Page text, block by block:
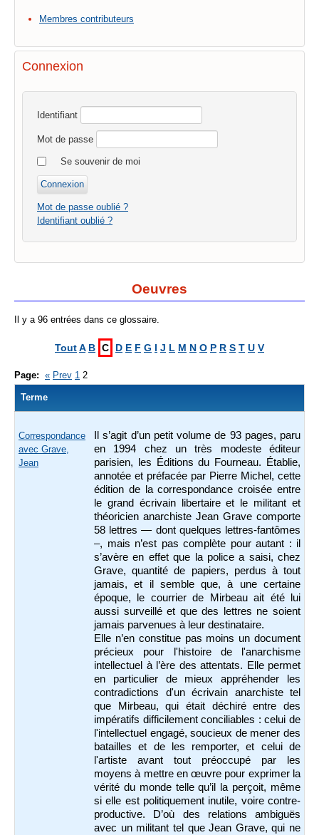
Membres contributeurs
Connexion
Identifiant
Mot de passe
Se souvenir de moi
Mot de passe oublié ?
Identifiant oublié ?
Oeuvres
Il y a 96 entrées dans ce glossaire.
ToutA B C D E F G I J L M N O P R S T U V
Page: « Prev 1 2
Terme
Correspondance
avec Grave,
Jean
Il s’agit d’un petit volume de 93 pages, paru
en 1994 chez un très modeste éditeur
parisien, les Éditions du Fourneau. Établie,
annotée et préfacée par Pierre Michel, cette
édition de la correspondance croisée entre
le grand écrivain libertaire et le militant et
théoricien anarchiste Jean Grave comporte
58 lettres — dont quelques lettres-fantômes
–, mais n’est pas complète pour autant : il
s’avère en effet que la police a saisi, chez
Grave, quantité de papiers, perdus à tout
jamais, et il semble que, à une certaine
époque, le courrier de Mirbeau ait été lui
aussi surveillé et que des lettres ne soient
jamais parvenues à leur destinataire.
Elle n’en constitue pas moins un document
précieux pour l'histoire de l'anarchisme
intellectuel à l’ère des attentats. Elle permet
en particulier de mieux appréhender les
contradictions d'un écrivain anarchiste tel
que Mirbeau, qui était déchiré entre des
impératifs difficilement conciliables : celui de
l'intellectuel engagé, soucieux de mener des
batailles et de les remporter, et celui de
l'artiste avant tout préoccupé par les
moyens à mettre en œuvre pour exprimer la
vérité du monde telle qu’il la perçoit, même
si elle est politiquement inutile, voire contre-
productive. D’où des relations ambiguës
avec un militant tel que Jean Grave, qui ne